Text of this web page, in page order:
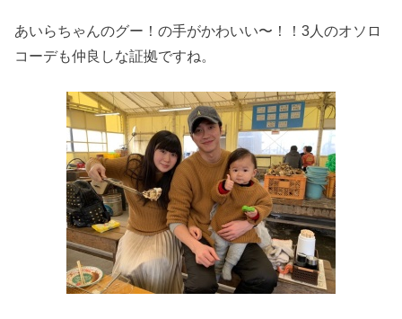
あいらちゃんのグー！の手がかわいい〜！！3人のオソロ
コーデも仲良しな証拠ですね。